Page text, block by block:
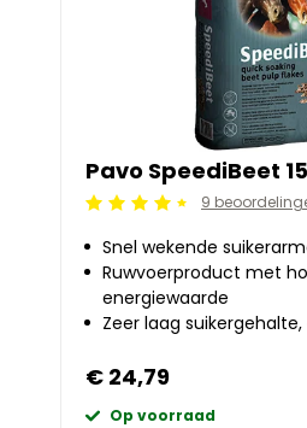
Pavo SpeediBeet
Beoordeling: 4.5/5
9
Snel wekende
Ruwvoerproduct met
energiewaarde
Zeer laag
€ 24,79
Op voorraad